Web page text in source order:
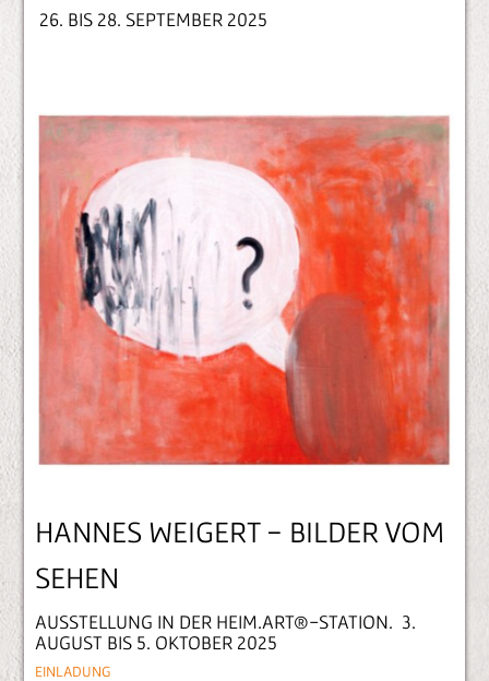
26. BIS 28. SEPTEMBER 2025
HANNES WEIGERT - BILDER VOM
SEHEN
AUSSTELLUNG IN DER HEIM.ART®-STATION. 3.
AUGUST BIS 5. OKTOBER 2025
EINLADUNG